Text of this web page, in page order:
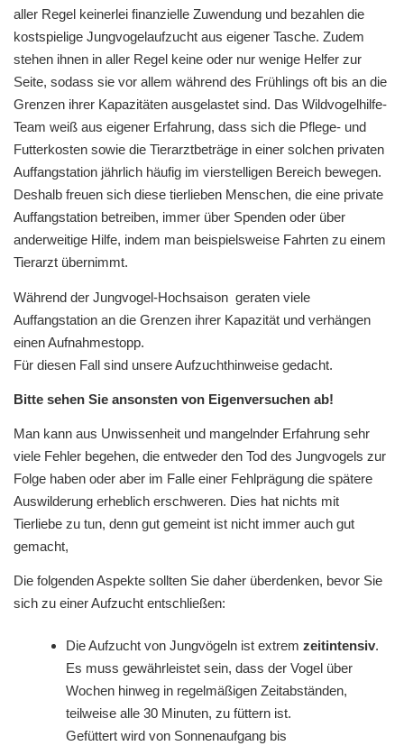
aller Regel keinerlei finanzielle Zuwendung und bezahlen die
kostspielige Jungvogelaufzucht aus eigener Tasche. Zudem
stehen ihnen in aller Regel keine oder nur wenige Helfer zur
Seite, sodass sie vor allem während des Frühlings oft bis an die
Grenzen ihrer Kapazitäten ausgelastet sind. Das Wildvogelhilfe-
Team weiß aus eigener Erfahrung, dass sich die Pflege- und
Futterkosten sowie die Tierarztbeträge in einer solchen privaten
Auffangstation jährlich häufig im vierstelligen Bereich bewegen.
Deshalb freuen sich diese tierlieben Menschen, die eine private
Auffangstation betreiben, immer über Spenden oder über
anderweitige Hilfe, indem man beispielsweise Fahrten zu einem
Tierarzt übernimmt.
Während der Jungvogel-Hochsaison geraten viele
Auffangstation an die Grenzen ihrer Kapazität und verhängen
einen Aufnahmestopp.
Für diesen Fall sind unsere Aufzuchthinweise gedacht.
Bitte sehen Sie ansonsten von Eigenversuchen ab!
Man kann aus Unwissenheit und mangelnder Erfahrung sehr
viele Fehler begehen, die entweder den Tod des Jungvogels zur
Folge haben oder aber im Falle einer Fehlprägung die spätere
Auswilderung erheblich erschweren. Dies hat nichts mit
Tierliebe zu tun, denn gut gemeint ist nicht immer auch gut
gemacht,
Die folgenden Aspekte sollten Sie daher überdenken, bevor Sie
sich zu einer Aufzucht entschließen:
Die Aufzucht von Jungvögeln ist extrem zeitintensiv.
Es muss gewährleistet sein, dass der Vogel über
Wochen hinweg in regelmäßigen Zeitabständen,
teilweise alle 30 Minuten, zu füttern ist.
Gefüttert wird von Sonnenaufgang bis